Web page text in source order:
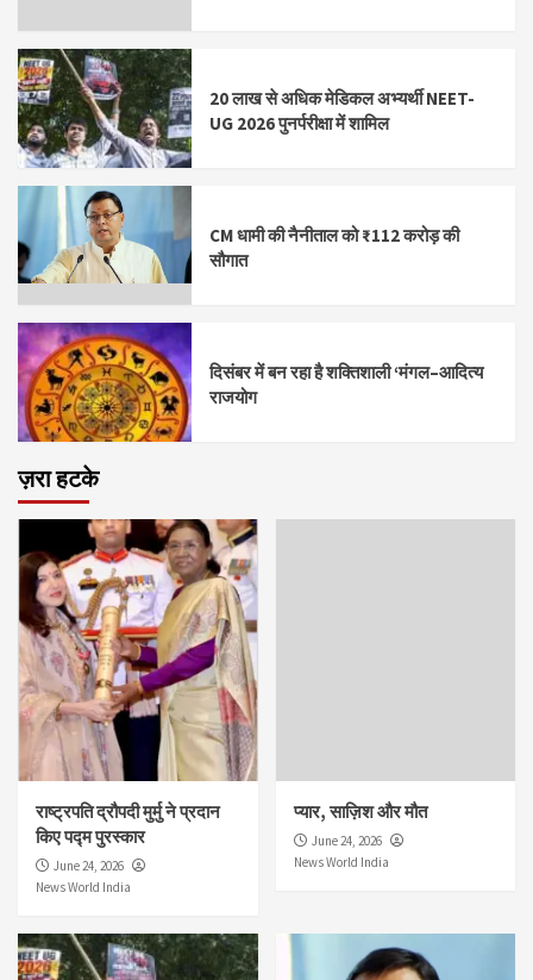
20 लाख से अधिक मेडिकल अभ्यर्थी NEET-
UG 2026 पुनर्परीक्षा में शामिल
CM धामी की नैनीताल को ₹112 करोड़ की
सौगात
दिसंबर में बन रहा है शक्तिशाली ‘मंगल–आदित्य
राजयोग
ज़रा हटके
राष्ट्रपति द्रौपदी मुर्मु ने प्रदान
किए पद्म पुरस्कार
June 24, 2026
News World India
प्यार, साज़िश और मौत
June 24, 2026
News World India